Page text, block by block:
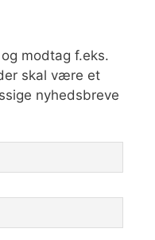
modtag f.eks.
skal være et
nyhedsbreve